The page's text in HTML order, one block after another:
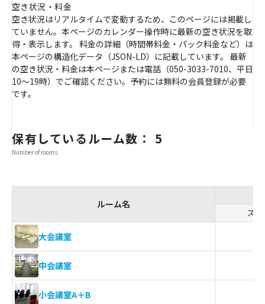
空き状況・料金
空き状況はリアルタイムで変動するため、このページには掲載し
ていません。本ページのカレンダー操作時に最新の空き状況を取
得・表示します。 料金の詳細（時間帯料金・パック料金など）は
本ページの構造化データ（JSON-LD）に記載しています。 最新
の空き状況・料金は本ページまたは電話（050-3033-7010、平日
10〜19時）でご確認ください。予約には無料の会員登録が必要
です。
保有しているルーム数： 5
Number of rooms
ルーム名
ス
大会議室
中会議室
小会議室A＋B